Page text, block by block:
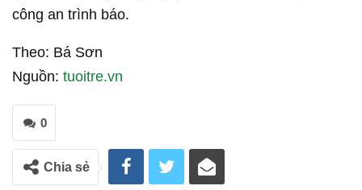
công an trình báo.
Theo: Bá Sơn
Nguồn: tuoitre.vn
0
Chia sẻ